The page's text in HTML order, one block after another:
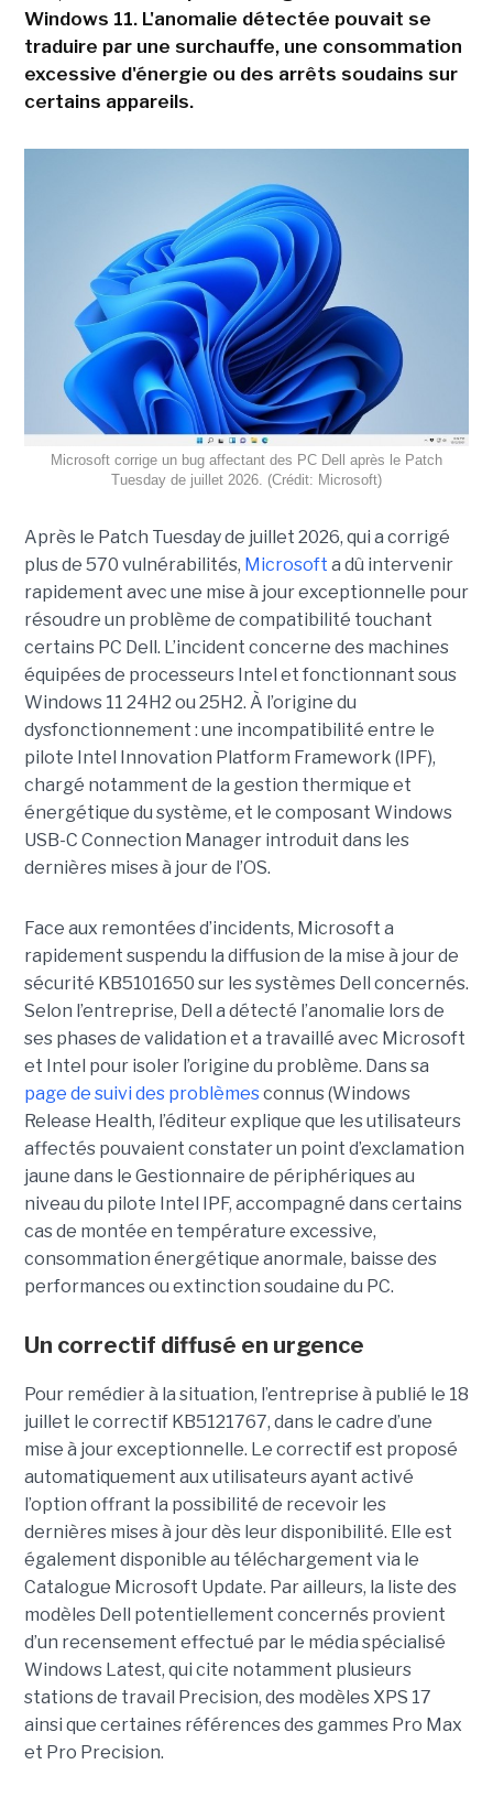
Windows 11. L'anomalie détectée pouvait se
traduire par une surchauffe, une consommation
excessive d'énergie ou des arrêts soudains sur
certains appareils.
Microsoft corrige un bug affectant des PC Dell après le Patch
Tuesday de juillet 2026. (Crédit: Microsoft)
Après le Patch Tuesday de juillet 2026, qui a corrigé
plus de 570 vulnérabilités, Microsoft a dû intervenir
rapidement avec une mise à jour exceptionnelle pour
résoudre un problème de compatibilité touchant
certains PC Dell. L’incident concerne des machines
équipées de processeurs Intel et fonctionnant sous
Windows 11 24H2 ou 25H2. À l’origine du
dysfonctionnement : une incompatibilité entre le
pilote Intel Innovation Platform Framework (IPF),
chargé notamment de la gestion thermique et
énergétique du système, et le composant Windows
USB-C Connection Manager introduit dans les
dernières mises à jour de l’OS.
Face aux remontées d’incidents, Microsoft a
rapidement suspendu la diffusion de la mise à jour de
sécurité KB5101650 sur les systèmes Dell concernés.
Selon l’entreprise, Dell a détecté l’anomalie lors de
ses phases de validation et a travaillé avec Microsoft
et Intel pour isoler l’origine du problème. Dans sa
page de suivi des problèmesconnus (Windows
Release Health, l’éditeur explique que les utilisateurs
affectés pouvaient constater un point d’exclamation
jaune dans le Gestionnaire de périphériques au
niveau du pilote Intel IPF, accompagné dans certains
cas de montée en température excessive,
consommation énergétique anormale, baisse des
performances ou extinction soudaine du PC.
Un correctif diffusé en urgence
Pour remédier à la situation, l’entreprise à publié le 18
juillet le correctif KB5121767, dans le cadre d’une
mise à jour exceptionnelle. Le correctif est proposé
automatiquement aux utilisateurs ayant activé
l’option offrant la possibilité de recevoir les
dernières mises à jour dès leur disponibilité. Elle est
également disponible au téléchargement via le
Catalogue Microsoft Update. Par ailleurs, la liste des
modèles Dell potentiellement concernés provient
d’un recensement effectué par le média spécialisé
Windows Latest, qui cite notamment plusieurs
stations de travail Precision, des modèles XPS 17
ainsi que certaines références des gammes Pro Max
et Pro Precision.